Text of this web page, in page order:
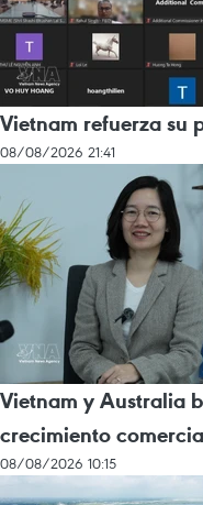
Vietnam refuerza su
08/08/2026 21:41
Vietnam y Australia
crecimiento
08/08/2026 10:15